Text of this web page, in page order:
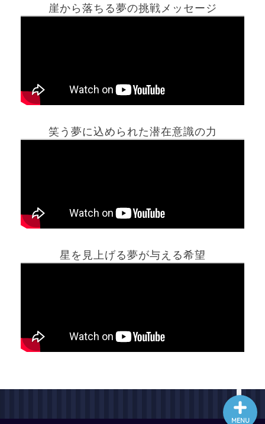
崖から落ちる夢の挑戦メッセージ
笑う夢に込められた潜在意識の力
星を見上げる夢が与える希望
MENU
ホーム
最新記事動画